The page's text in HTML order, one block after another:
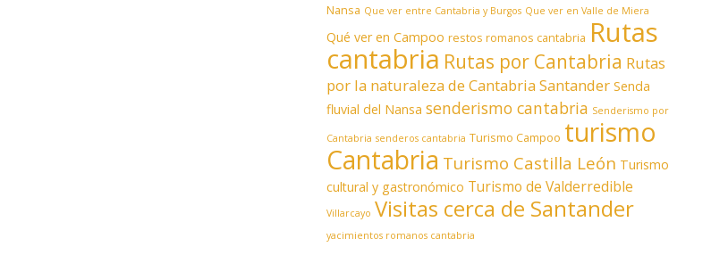
Nansa Que ver entre Cantabria y Burgos Que ver en Valle de Miera
Qué ver en Campoo restos romanos cantabria Rutas
cantabria Rutas por Cantabria Rutas
por la naturaleza de CantabriaSantander Senda
fluvial del Nansa senderismo cantabria Senderismo por
Cantabria senderos cantabria Turismo Campoo turismo
Cantabria Turismo Castilla León Turismo
cultural y gastronómico Turismo de Valderredible
Villarcayo Visitas cerca de Santander
yacimientos romanos cantabria